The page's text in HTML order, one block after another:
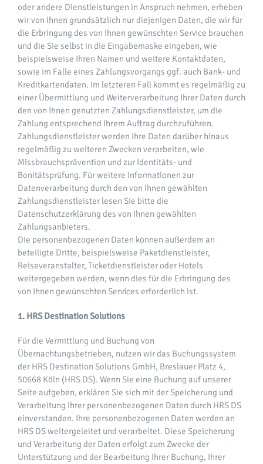
oder andere Dienstleistungen in Anspruch nehmen, erheben
wir von Ihnen grundsätzlich nur diejenigen Daten, die wir für
die Erbringung des von Ihnen gewünschten Service brauchen
und die Sie selbst in die Eingabemaske eingeben, wie
beispielsweise Ihren Namen und weitere Kontaktdaten,
sowie im Falle eines Zahlungsvorgangs ggf. auch Bank- und
Kreditkartendaten. Im letzteren Fall kommt es regelmäßig zu
einer Übermittlung und Weiterverarbeitung Ihrer Daten durch
den von Ihnen genutzten Zahlungsdienstleister, um die
Zahlung entsprechend Ihrem Auftrag durchzuführen.
Zahlungsdienstleister werden Ihre Daten darüber hinaus
regelmäßig zu weiteren Zwecken verarbeiten, wie
Missbrauchsprävention und zur Identitäts- und
Bonitätsprüfung. Für weitere Informationen zur
Datenverarbeitung durch den von Ihnen gewählten
Zahlungsdienstleister lesen Sie bitte die
Datenschutzerklärung des von Ihnen gewählten
Zahlungsanbieters.
Die personenbezogenen Daten können außerdem an
beteiligte Dritte, beispielsweise Paketdienstleister,
Reiseveranstalter, Ticketdienstleister oder Hotels
weitergegeben werden, wenn dies für die Erbringung des
von Ihnen gewünschten Services erforderlich ist.
1. HRS Destination Solutions
Für die Vermittlung und Buchung von
Übernachtungsbetrieben, nutzen wir das Buchungssystem
der HRS Destination Solutions GmbH, Breslauer Platz 4,
50668 Köln (HRS DS). Wenn Sie eine Buchung auf unserer
Seite aufgeben, erklären Sie sich mit der Speicherung und
Verarbeitung Ihrer personenbezogenen Daten durch HRS DS
einverstanden. Ihre personenbezogenen Daten werden an
HRS DS weitergeleitet und verarbeitet. Diese Speicherung
und Verarbeitung der Daten erfolgt zum Zwecke der
Unterstützung und der Bearbeitung Ihrer Buchung, Ihrer